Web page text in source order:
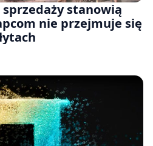
sprzedaży stanowią
nie przejmuje się